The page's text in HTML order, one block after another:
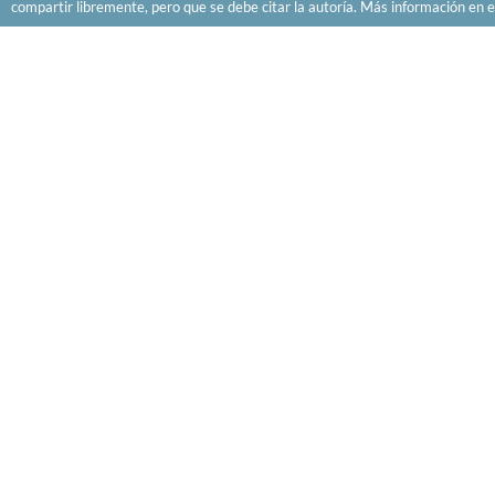
compartir libremente, pero que se debe citar la autoría. Más información en